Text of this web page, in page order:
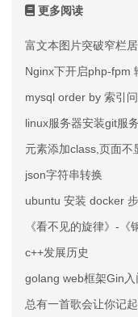
更多阅读
富文本图片突破窄栏
Nginx下开启php-fpm
mysql order by 索引
linux服务器安装git服
元素添加class,页面不
json字符串转换
ubuntu 安装 docker
《看不见的旋律》-
c++发展历史
golang web框架Gin
总有一首歌会让你记